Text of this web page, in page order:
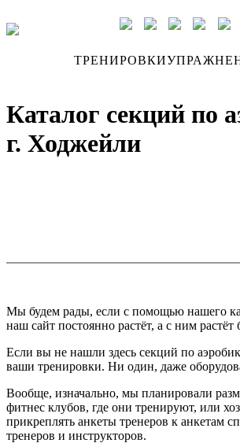
ТРЕНИРОВКИ
Каталог секций по
г. Ходжейли
Мы будем рады, если с помощью нашего
наш сайт постоянно растёт, а с ним растёт
Если вы не нашли здесь секций по
ваши тренировки. Ни один, даже
Вообще, изначально, мы планировали
фитнес клубов, где они тренируют, или
прикреплять анкеты тренеров к анкетам
тренеров и инструкторов.